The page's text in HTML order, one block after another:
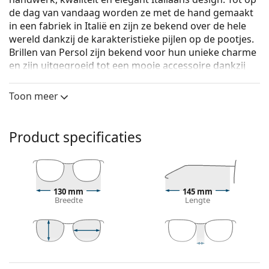
de dag van vandaag worden ze met de hand gemaakt
in een fabriek in Italië en zijn ze bekend over de hele
wereld dankzij de karakteristieke pijlen op de pootjes.
Brillen van Persol zijn bekend voor hun unieke charme
en zijn uitgegroeid tot een mooie accessoire dankzij
Persol 0PO2478V 1078 50
functie van Lentiamo.
De zwarte kleur van het montuur past perfect bij
een koele huidskleur en lichtblond, lichtbruin of
zwart haar.
met een vierkant of ovaal gezicht.
Het montuur van de bril is gemaakt van metaal, dat
een unieke look biedt.
Toon meer
Product specificaties
130 mm
Breedte
145 mm
Lengte
Glashoogte Glasbreedte Breedte brug